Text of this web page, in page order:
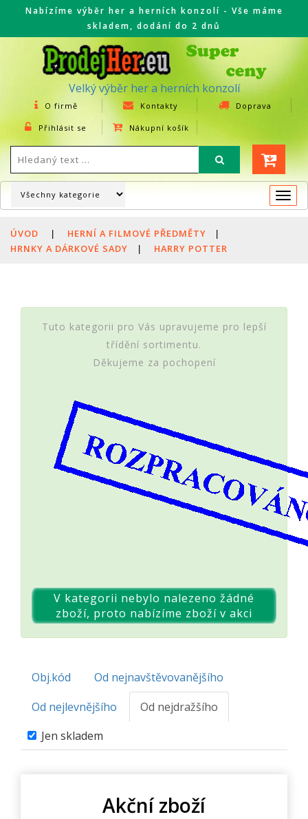
Nabízíme výběr her a herních konzolí - Vše máme
skladem, dodání do 2 dnů
Velký výběr her a herních konzolí
O firmě Kontakty Doprava
Přihlásit se Nákupní košík
ÚVOD | HERNÍ A FILMOVÉ PŘEDMĚTY
|
HRNKY A DÁRKOVÉ SADY
| HARRY POTTER
Tuto kategorii pro Vás upravujeme pro lepší
třídění sortimentu.
Děkujeme za pochopení
V kategorii nebylo nalezeno žádné
zboží, proto nabízíme zboží v akci
Obj.kód
Od nejnavštěvovanějšího
Od nejlevnějšího
Od nejdražšího
Jen skladem
Akční zboží